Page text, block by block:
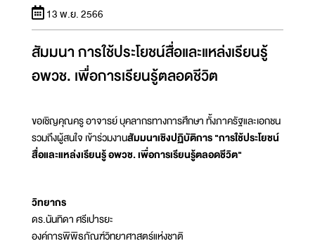
13 พ.ย. 2566
สัมมนา การใช้ประโยชน์สื่อและแหล่งเรียนรู้
อพวช. เพื่อการเรียนรู้ตลอดชีวิต
ขอเชิญคุณครู อาจารย์ บุคลากรทางการศึกษา ทั้งภาครัฐและเอกชน
รวมถึงผู้สนใจ เข้าร่วมงานสัมมนาเชิงปฏิบัติการ "การใช้ประโยชน์
สื่อและแหล่งเรียนรู้ อพวช. เพื่อการเรียนรู้ตลอดชีวิต"
วิทยากร
ดร.นันทิดา ศรีเปารยะ
องค์การพิพิธภัณฑ์วิทยาศาสตร์แห่งชาติ